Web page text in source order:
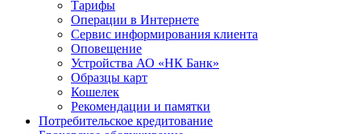
Тарифы
Операции в Интернете
Сервис информирования клиента
Оповещение
Устройства АО «НК Банк»
Образцы карт
Кошелек
Рекомендации и памятки
Потребительское кредитование